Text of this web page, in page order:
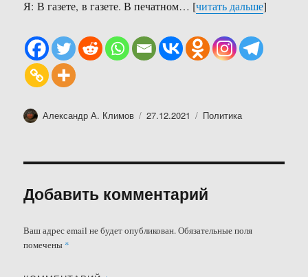
Я: В газете, в газете. В печатном… [читать дальше]
Автор
Александр А. Климов Опубликовано
27.12.2021 Рубрики
Политика
Добавить комментарий
Ваш адрес email не будет опубликован.Обязательные поля
помечены *